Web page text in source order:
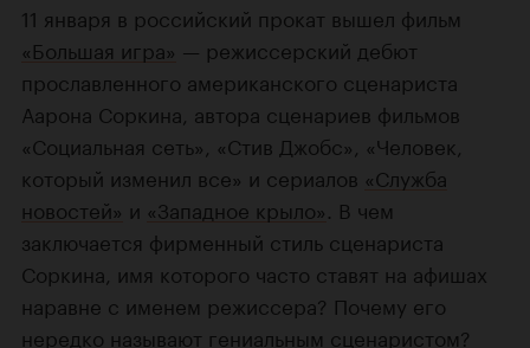
11 января в российский прокат вышел фильм
«Большая игра» — режиссерский дебют
прославленного американского сценариста
Аарона Соркина, автора сценариев фильмов
«Социальная сеть», «Стив Джобс», «Человек,
который изменил все» и сериалов «Служба
новостей» и «Западное крыло» . В чем
заключается фирменный стиль сценариста
Соркина, имя которого часто ставят на афишах
наравне с именем режиссера? Почему его
нередко называют гениальным сценаристом?